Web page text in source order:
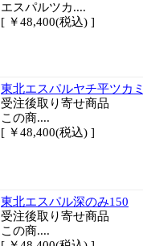
エスパルツカ....
[ ￥48,400(税込) ]
東北エスパルヤチ平ツカミ
受注後取り寄せ商品
この商....
[ ￥48,400(税込) ]
東北エスパル深のみ150
受注後取り寄せ商品
この商....